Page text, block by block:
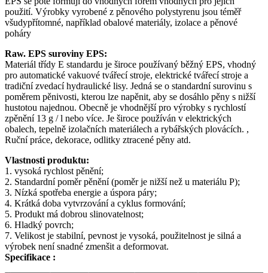
použití. Výrobky vyrobené z pěnového polystyrenu jsou téměř
všudypřítomné, například obalové materiály, izolace a pěnové
poháry
Raw. EPS suroviny EPS:
Materiál třídy E standardu je široce používaný běžný EPS, vhodný
pro automatické vakuové tvářecí stroje, elektrické tvářecí stroje a
tradiční zvedací hydraulické lisy. Jedná se o standardní surovinu s
poměrem pěnivosti, kterou lze napěnit, aby se dosáhlo pěny s nižší
hustotou najednou. Obecně je vhodnější pro výrobky s rychlostí
zpěnění 13 g / l nebo více. Je široce používán v elektrických
obalech, tepelně izolačních materiálech a rybářských plovácích. ,
Ruční práce, dekorace, odlitky ztracené pěny atd.
Vlastnosti produktu:
1. vysoká rychlost pěnění;
2. Standardní poměr pěnění (poměr je nižší než u materiálu P);
3. Nízká spotřeba energie a úspora páry;
4. Krátká doba vytvrzování a cyklus formování;
5. Produkt má dobrou slinovatelnost;
6. Hladký povrch;
7. Velikost je stabilní, pevnost je vysoká, použitelnost je silná a
výrobek není snadné zmenšit a deformovat.
Specifikace :